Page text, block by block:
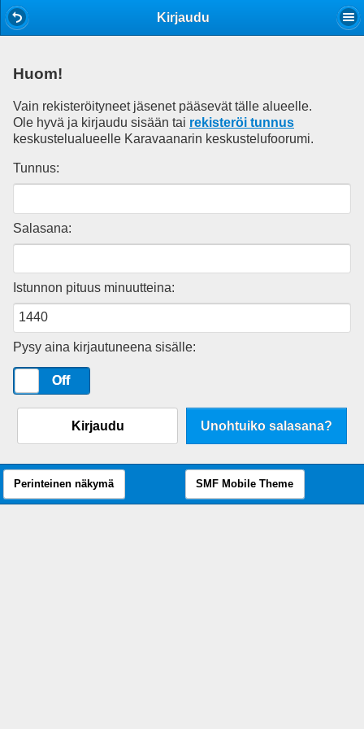
Kirjaudu
Huom!
Vain rekisteröityneet jäsenet pääsevät tälle alueelle.
Ole hyvä ja kirjaudu sisään tai rekisteröi tunnus
keskustelualueelle Karavaanarin keskustelufoorumi.
Tunnus:
Salasana:
Istunnon pituus minuutteina:
Pysy aina kirjautuneena sisälle:
Off
Kirjaudu Unohtuiko salasana?
Perinteinen näkymä SMF Mobile Theme